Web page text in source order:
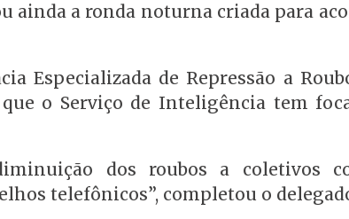
ainda a ronda noturna criada para
Especializada de Repressão a
que o Serviço de Inteligência tem
dos roubos a coletivos
telefônicos”, completou o